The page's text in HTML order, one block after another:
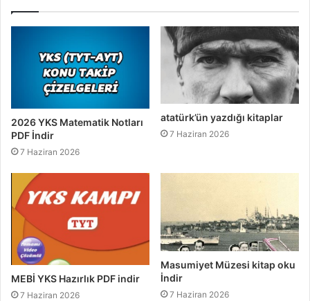
2026 YKS Matematik Notları
PDF İndir
7 Haziran 2026
atatürk’ün yazdığı kitaplar
7 Haziran 2026
MEBİ YKS Hazırlık PDF indir
7 Haziran 2026
Masumiyet Müzesi kitap oku
İndir
7 Haziran 2026